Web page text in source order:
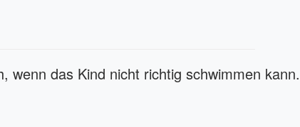
wenn das Kind nicht richtig schwimmen kann.